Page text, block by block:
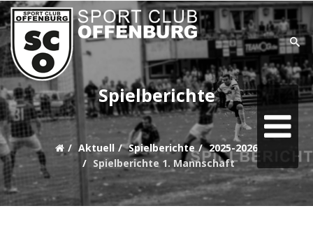
Spielberichte
Aktuell Spielberichte
2025-2026
Spielberichte 1. Mannschaft
SUCHE
Aktuell
Teams